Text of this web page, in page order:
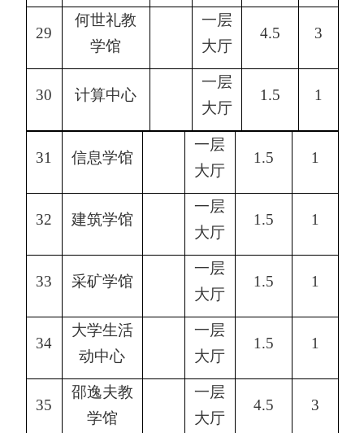
29
何世礼教
学馆
一层
大厅
4.5 3
30 计算中心
一层
大厅
1.5 1
31 信息学馆
一层
大厅
1.5 1
32 建筑学馆
一层
大厅
1.5 1
33 采矿学馆
一层
大厅
1.5 1
34
大学生活
动中心
一层
大厅
1.5 1
35
邵逸夫教
学馆
一层
大厅
4.5 3